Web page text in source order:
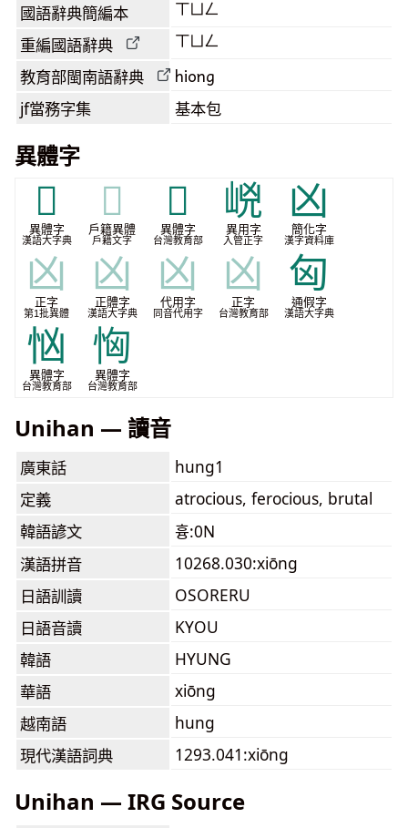
國語辭典簡編本 ㄒㄩㄥ
重編國語辭典 ㄒㄩㄥ
教育部閩南語辭典 hiong
jf當務字集 基本包
異體字
𠒋
異體字
漢語大字典
𠒋
戶籍異體
戶籍文字
𧦙
異體字
台灣教育部
㟅
異用字
入管正字
凶
簡化字
漢字資料庫
凶
正字
第1批異體
凶
正體字
漢語大字典
凶
代用字
同音代用字
凶
正字
台灣教育部
匈
通假字
漢語大字典
忷
異體字
台灣教育部
恟
異體字
台灣教育部
Unihan — 讀音
廣東話
hung1
定義
atrocious, ferocious, brutal
韓語諺文
흉:0N
漢語拼音
10268.030:xiōng
日語訓讀
OSORERU
日語音讀
KYOU
韓語
HYUNG
華語
xiōng
越南語
hung
現代漢語詞典
1293.041:xiōng
Unihan — IRG Source